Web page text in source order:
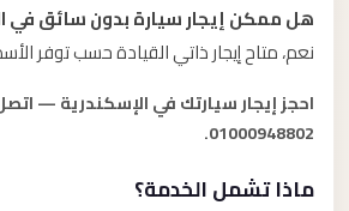
هل ممكن إيجار سيارة بدون سائق في
نعم، متاح إيجار ذاتي القيادة حسب توفر
احجز إيجار سيارتك في الإسكندرية —
01000948802.
ماذا تشمل الخدمة؟